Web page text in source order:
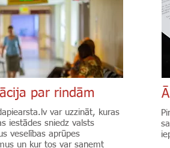
par rindām
var uzzināt, kuras
iestādes sniedz valsts
veselības aprūpes
un kur tos var saņemt